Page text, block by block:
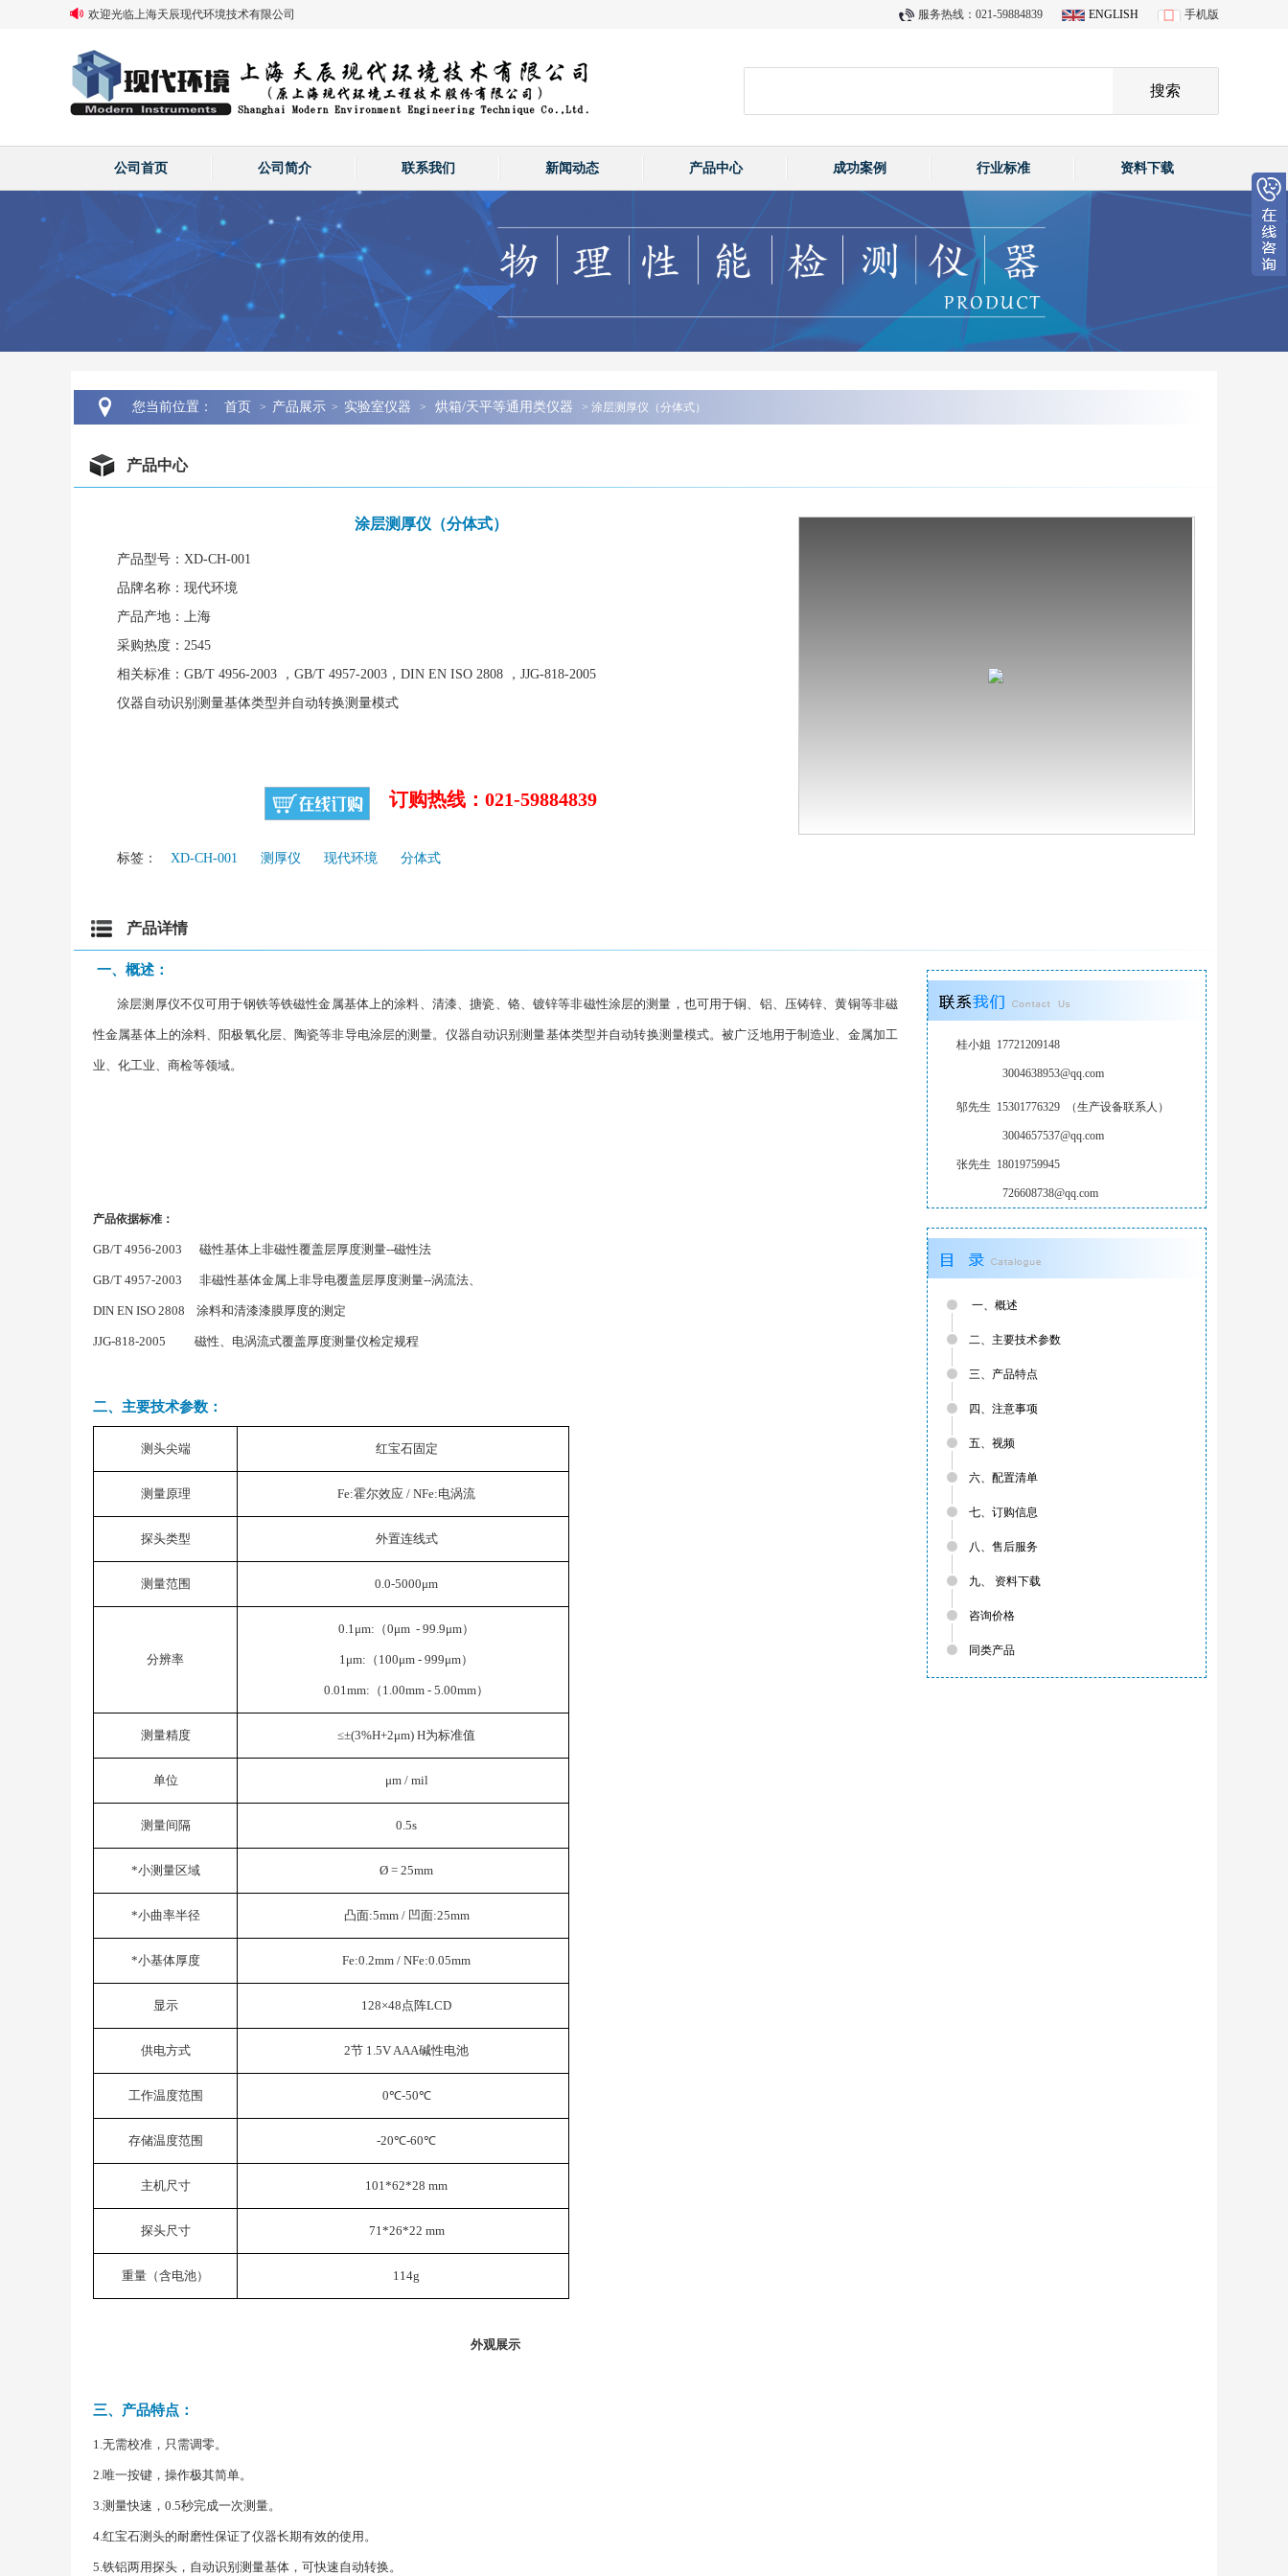
欢迎光临上海天辰现代环境技术有限公司 服务热线：021-59884839 ENGLISH 手机版
公司首页 公司简介 联系我们 新闻动态 产品中心 成功案例 行业标准 资料下载
您当前位置： 首页 > 产品展示 > 实验室仪器 > 烘箱/天平等通用类仪器 > 涂层测厚仪（分体式）
产品中心
涂层测厚仪（分体式）
产品型号：XD-CH-001
品牌名称：现代环境
产品产地：上海
采购热度：2545
相关标准：GB/T 4956-2003 ，GB/T 4957-2003，DIN EN ISO 2808 ，JJG-818-2005
仪器自动识别测量基体类型并自动转换测量模式
订购热线：021-59884839
标签： XD-CH-001 测厚仪 现代环境 分体式
产品详情
一、概述：
涂层测厚仪不仅可用于钢铁等铁磁性金属基体上的涂料、清漆、搪瓷、铬、镀锌等非磁性涂层的测量，也可用于铜、铝、压铸锌、黄铜等非磁
性金属基体上的涂料、阳极氧化层、陶瓷等非导电涂层的测量。仪器自动识别测量基体类型并自动转换测量模式。被广泛地用于制造业、金属加工
业、化工业、商检等领域。
产品依据标准：
GB/T 4956-2003 磁性基体上非磁性覆盖层厚度测量--磁性法
GB/T 4957-2003 非磁性基体金属上非导电覆盖层厚度测量--涡流法、
DIN EN ISO 2808 涂料和清漆漆膜厚度的测定
JJG-818-2005 磁性、电涡流式覆盖厚度测量仪检定规程
二、主要技术参数：
测头尖端 红宝石固定
测量原理 Fe:霍尔效应 / NFe:电涡流
探头类型 外置连线式
测量范围 0.0-5000μm
分辨率
0.1μm:（0μm - 99.9μm）
1μm:（100μm - 999μm）
0.01mm:（1.00mm - 5.00mm）
测量精度 ≤±(3%H+2μm) H为标准值
单位 μm / mil
测量间隔 0.5s
*小测量区域 Ø = 25mm
*小曲率半径 凸面:5mm / 凹面:25mm
*小基体厚度 Fe:0.2mm / NFe:0.05mm
显示 128×48点阵LCD
供电方式 2节 1.5V AAA碱性电池
工作温度范围 0℃-50℃
存储温度范围 -20℃-60℃
主机尺寸 101*62*28 mm
探头尺寸 71*26*22 mm
重量（含电池） 114g
外观展示
三、产品特点：
1.无需校准，只需调零。
2.唯一按键，操作极其简单。
3.测量快速，0.5秒完成一次测量。
4.红宝石测头的耐磨性保证了仪器长期有效的使用。
5.铁铝两用探头，自动识别测量基体，可快速自动转换。
桂小姐 17721209148
3004638953@qq.com
邬先生 15301776329 （生产设备联系人）
3004657537@qq.com
张先生 18019759945
726608738@qq.com
一、概述
二、主要技术参数
三、产品特点
四、注意事项
五、视频
六、配置清单
七、订购信息
八、售后服务
九、 资料下载
咨询价格
同类产品